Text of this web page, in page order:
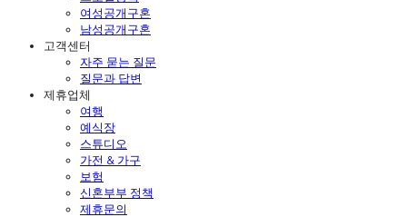
여성공개구혼
남성공개구혼
고객센터
자주 묻는 질문
질문과 답변
제휴업체
여행
예식장
스튜디오
가전 & 가구
보험
신혼부부 정책
제휴문의